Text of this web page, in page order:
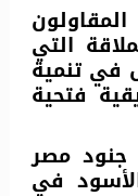
التي
في تنمية
فتحية
جنود مصر
في